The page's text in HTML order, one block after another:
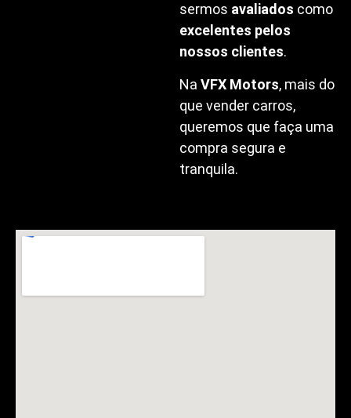
sermos avaliados como
excelentes pelos
nossos clientes.
NaVFX Motors, mais do
que vender carros,
queremos que faça uma
compra segura e
tranquila.